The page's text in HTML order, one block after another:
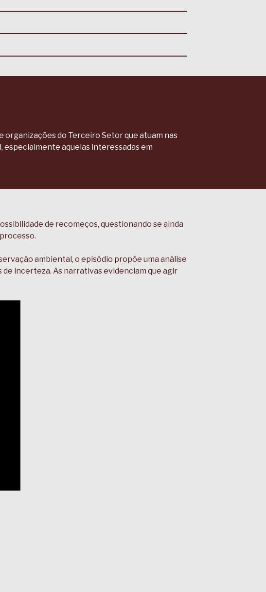
organizações do Terceiro Setor que atuam nas
especialmente aquelas interessadas em
de recomeços, questionando se ainda
ambiental, o episódio propõe uma análise
incerteza. As narrativas evidenciam que agir